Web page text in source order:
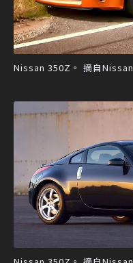
Nissan 350Z。 摘自Nissan